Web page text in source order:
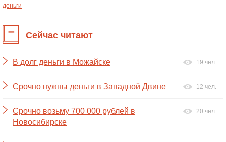
деньги
Сейчас читают
В долг деньги в Можайске 19 чел.
Срочно нужны деньги в Западной Двине 12 чел.
Срочно возьму 700 000 рублей в
Новосибирске
20 чел.